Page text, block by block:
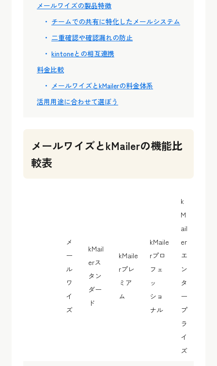
メールワイズの製品特徴
チームでの共有に特化したメールシステム
二重確認や確認漏れの防止
kintoneとの相互連携
料金比較
メールワイズとkMailerの料金体系
活用用途に合わせて選ぼう
メールワイズとkMailerの機能比
較表
メ
ー
ル
ワ
イ
ズ
kMail
erス
タン
ダー
ド
kMaile
rプレ
ミア
ム
kMaile
rプロ
フェ
ッ
ショ
ナル
k
M
ail
er
エ
ン
タ
ー
プ
ラ
イ
ズ